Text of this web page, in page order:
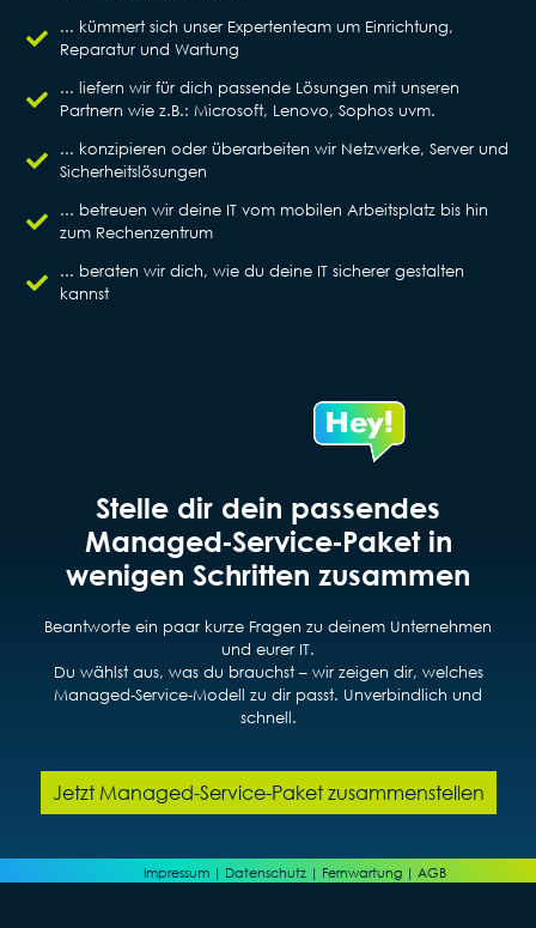
... kümmert sich unser Expertenteam um Einrichtung,
Reparatur und Wartung
... liefern wir für dich passende Lösungen mit unseren
Partnern wie z.B.: Microsoft, Lenovo, Sophos uvm.
... konzipieren oder überarbeiten wir Netzwerke, Server und
Sicherheitslösungen
... betreuen wir deine IT vom mobilen Arbeitsplatz bis hin
zum Rechenzentrum
... beraten wir dich, wie du deine IT sicherer gestalten
kannst
Stelle dir dein passendes
Managed‑Service‑Paket in
wenigen Schritten zusammen
Beantworte ein paar kurze Fragen zu deinem Unternehmen
und eurer IT.
Du wählst aus, was du brauchst – wir zeigen dir, welches
Managed‑Service‑Modell zu dir passt. Unverbindlich und
schnell.
Jetzt Managed-Service-Paket zusammenstellen
Impressum| Datenschutz| Fernwartung| AGB